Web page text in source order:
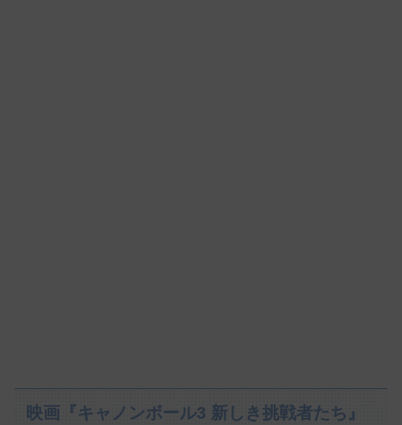
映画『キャノンボール3 新しき挑戦者たち』